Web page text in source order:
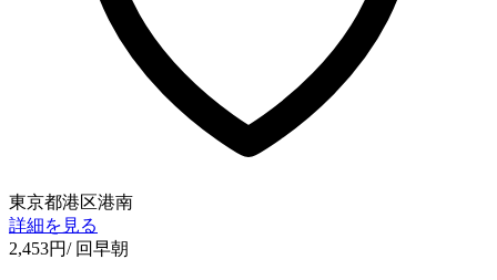
東京都港区港南
詳細を見る
2,453円/ 回早朝